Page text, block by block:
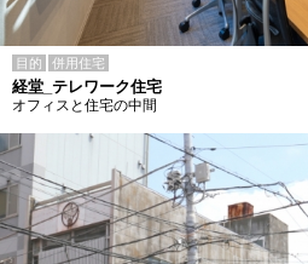
目的 併用住宅
経堂_テレワーク住宅
オフィスと住宅の中間